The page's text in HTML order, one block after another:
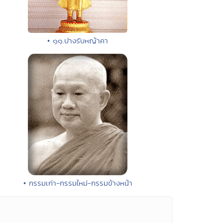
• ๑๑.ปางรับหญ้าคา
• กรรมเก่า-กรรมใหม่-กรรมข้างหน้า